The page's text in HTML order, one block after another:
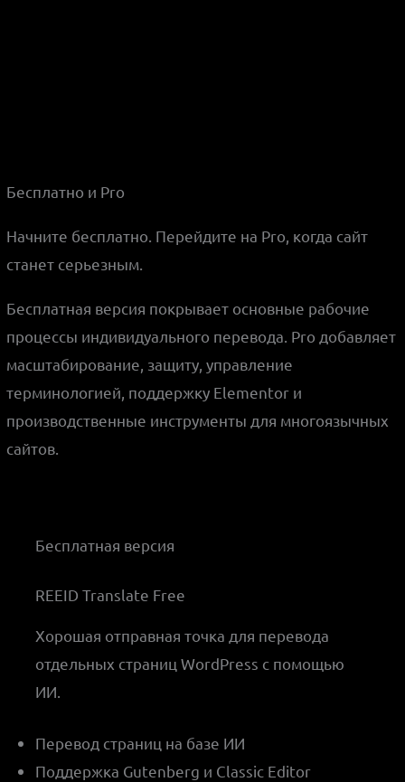
Бесплатно и Pro
Начните бесплатно. Перейдите на Pro, когда сайт
станет серьезным.
Бесплатная версия покрывает основные рабочие
процессы индивидуального перевода. Pro добавляет
масштабирование, защиту, управление
терминологией, поддержку Elementor и
производственные инструменты для многоязычных
сайтов.
Бесплатная версия
REEID Translate Free
Хорошая отправная точка для перевода
отдельных страниц WordPress с помощью
ИИ.
Перевод страниц на базе ИИ
Поддержка Gutenberg и Classic Editor